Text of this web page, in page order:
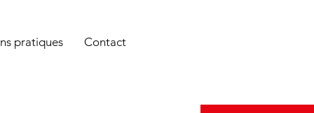
pratiques Contact